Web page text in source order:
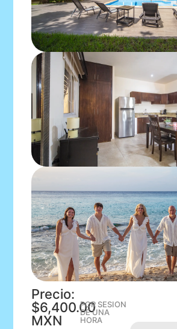
Precio:
$6,400.00
MXN
POR SESION
DE UNA
HORA